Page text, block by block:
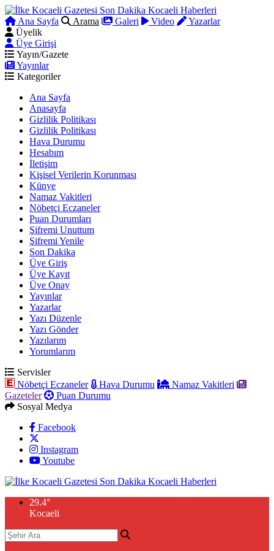
Ana Sayfa Arama Galeri Video
Yazarlar
Üyelik
Üye Girişi
Yayın/Gazete
Yayınlar
Kategoriler
Ana Sayfa
Anasayfa
Gizlilik Politikası
Gizlilik Politikası
Hava Durumu
Hesabım
İletişim
Kişisel Verilerin Korunması
Künye
Namaz Vakitleri
Nöbetçi Eczaneler
Puan Durumları
Şifremi Unuttum
Şifremi Yenile
Son Dakika
Üye Giriş
Üye Kayıt
Üye Onay
Yayınlar
Yazarlar
Yazı Düzenle
Yazı Gönder
Yazılarım
Yorumlarım
Servisler
Nöbetçi Eczaneler
Hava Durumu
Namaz Vakitleri
Gazeteler
Puan Durumu
Sosyal Medya
Facebook
Instagram
Youtube
29.4°
Kocaeli